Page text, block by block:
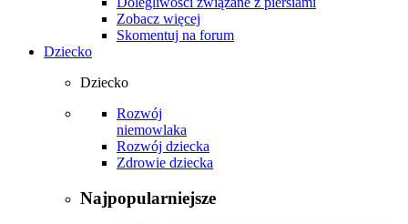
Zobacz więcej
Skomentuj na forum
Dziecko
Dziecko
Rozwój
niemowlaka
Rozwój dziecka
Zdrowie dziecka
Najpopularniejsze